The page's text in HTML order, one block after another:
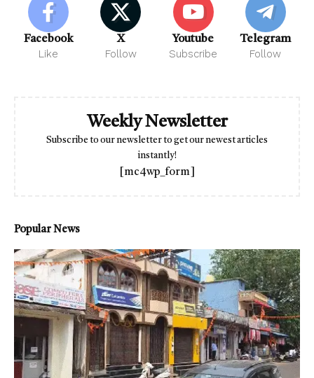
Facebook
Like
X
Follow
Youtube
Subscribe
Telegram
Follow
Weekly Newsletter
Subscribe to our newsletter to get our newest articles
instantly!
[mc4wp_form]
Popular News